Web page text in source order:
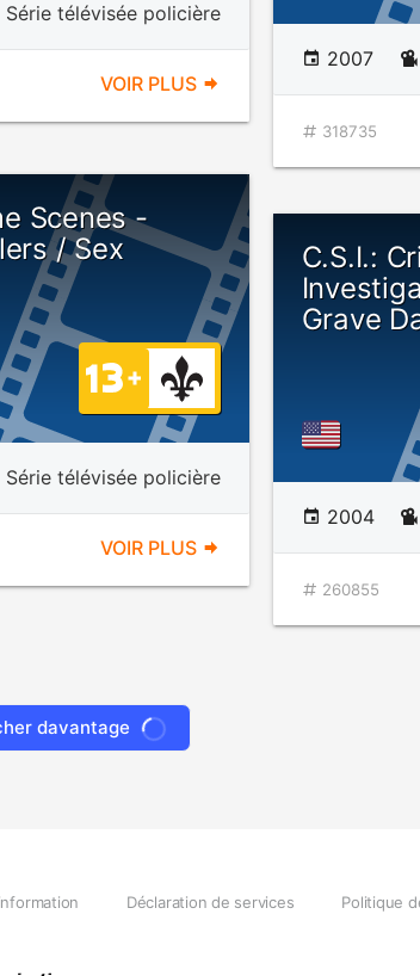
2007
318735
Série télévisée policière
VOIR PLUS
Scenes -
/ Sex
Série télévisée policière
VOIR PLUS
C.S.I.:
Grave
2004
260855
davantage
Déclaration de services Politique